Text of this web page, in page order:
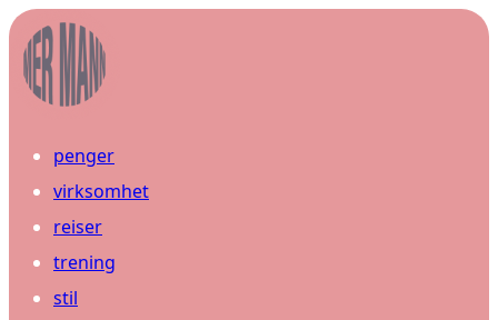
penger
virksomhet
reiser
trening
stil